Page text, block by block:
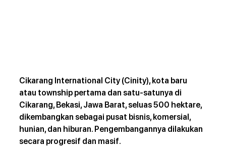
Cikarang International City (Cinity), kota baru
atau township pertama dan satu-satunya di
Cikarang, Bekasi, Jawa Barat, seluas 500 hektare,
dikembangkan sebagai pusat bisnis, komersial,
hunian, dan hiburan. Pengembangannya dilakukan
secara progresif dan masif.